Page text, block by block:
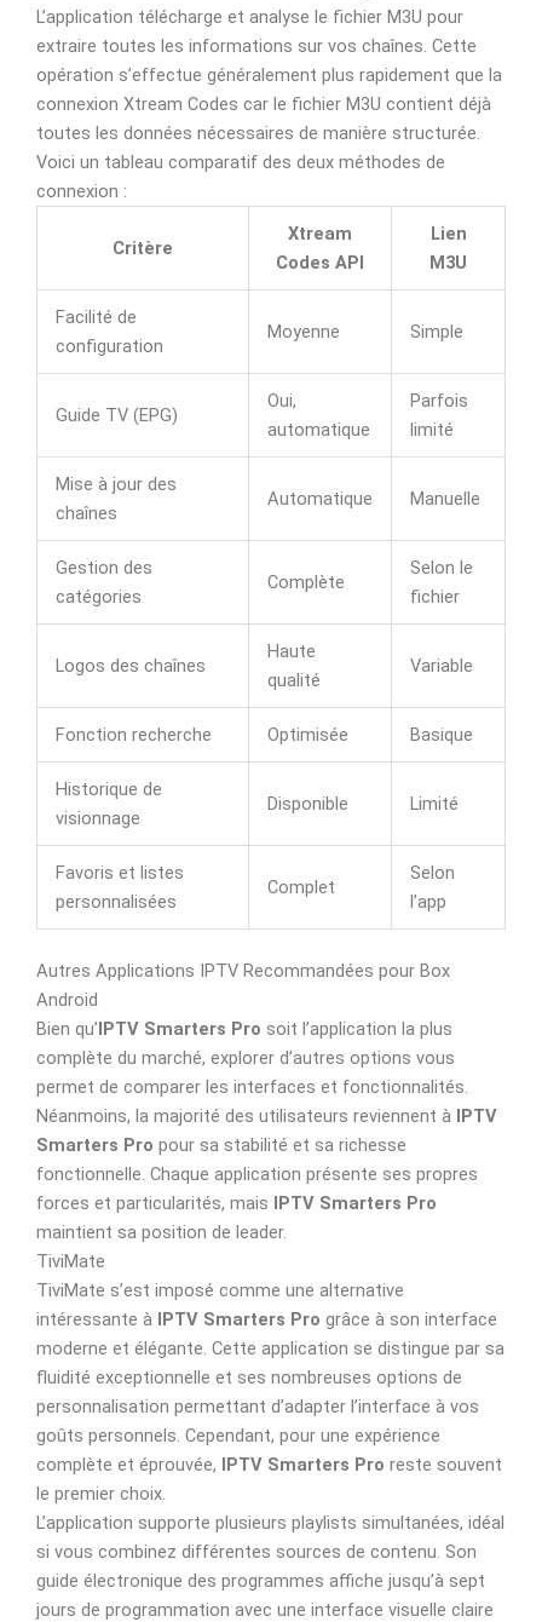
L’application télécharge et analyse le fichier M3U pour
extraire toutes les informations sur vos chaînes. Cette
opération s’effectue généralement plus rapidement que la
connexion Xtream Codes car le fichier M3U contient déjà
toutes les données nécessaires de manière structurée.
Voici un tableau comparatif des deux méthodes de
connexion :
Critère
Xtream
Codes API
Lien
M3U
Facilité de
configuration
Moyenne Simple
Guide TV (EPG)
Oui,
automatique
Parfois
limité
Mise à jour des
chaînes
Automatique Manuelle
Gestion des
catégories
Complète
Selon le
fichier
Logos des chaînes
Haute
qualité
Variable
Fonction recherche Optimisée Basique
Historique de
visionnage
Disponible Limité
Favoris et listes
personnalisées
Complet
Selon
l’app
Autres Applications IPTV Recommandées pour Box
Android
Bien qu’IPTV Smarters Pro soit l’application la plus
complète du marché, explorer d’autres options vous
permet de comparer les interfaces et fonctionnalités.
Néanmoins, la majorité des utilisateurs reviennent à IPTV
Smarters Pro pour sa stabilité et sa richesse
fonctionnelle. Chaque application présente ses propres
forces et particularités, mais IPTV Smarters Pro
maintient sa position de leader.
TiviMate
TiviMate s’est imposé comme une alternative
intéressante à IPTV Smarters Pro grâce à son interface
moderne et élégante. Cette application se distingue par sa
fluidité exceptionnelle et ses nombreuses options de
personnalisation permettant d’adapter l’interface à vos
goûts personnels. Cependant, pour une expérience
complète et éprouvée, IPTV Smarters Pro reste souvent
le premier choix.
L’application supporte plusieurs playlists simultanées, idéal
si vous combinez différentes sources de contenu. Son
guide électronique des programmes affiche jusqu’à sept
jours de programmation avec une interface visuelle claire